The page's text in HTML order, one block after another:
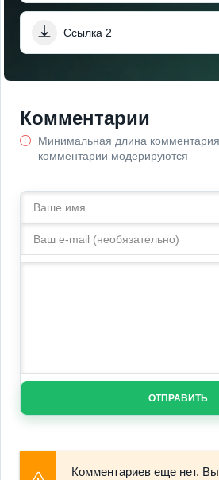
Ссылка 2
Комментарии
Минимальная длина комментария
комментарии модерируются
ОТПРАВИТЬ
Комментариев еще нет.